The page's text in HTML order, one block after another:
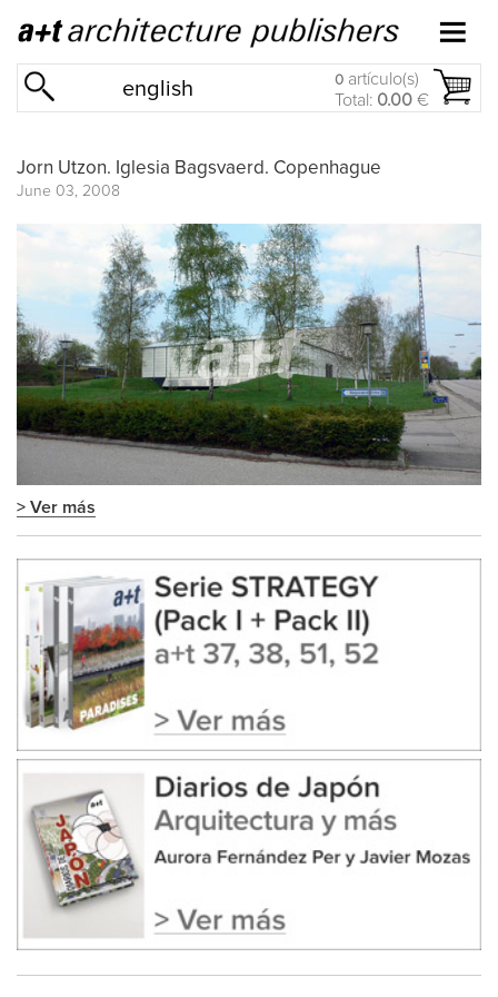
english 0 artículo(s)
Total: 0.00 €
Jorn Utzon. Iglesia Bagsvaerd. Copenhague
June 03, 2008
> Ver más